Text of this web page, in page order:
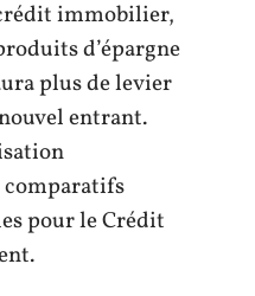
immobilier,
d’épargne
plus de levier
entrant.
comparatifs
pour le Crédit